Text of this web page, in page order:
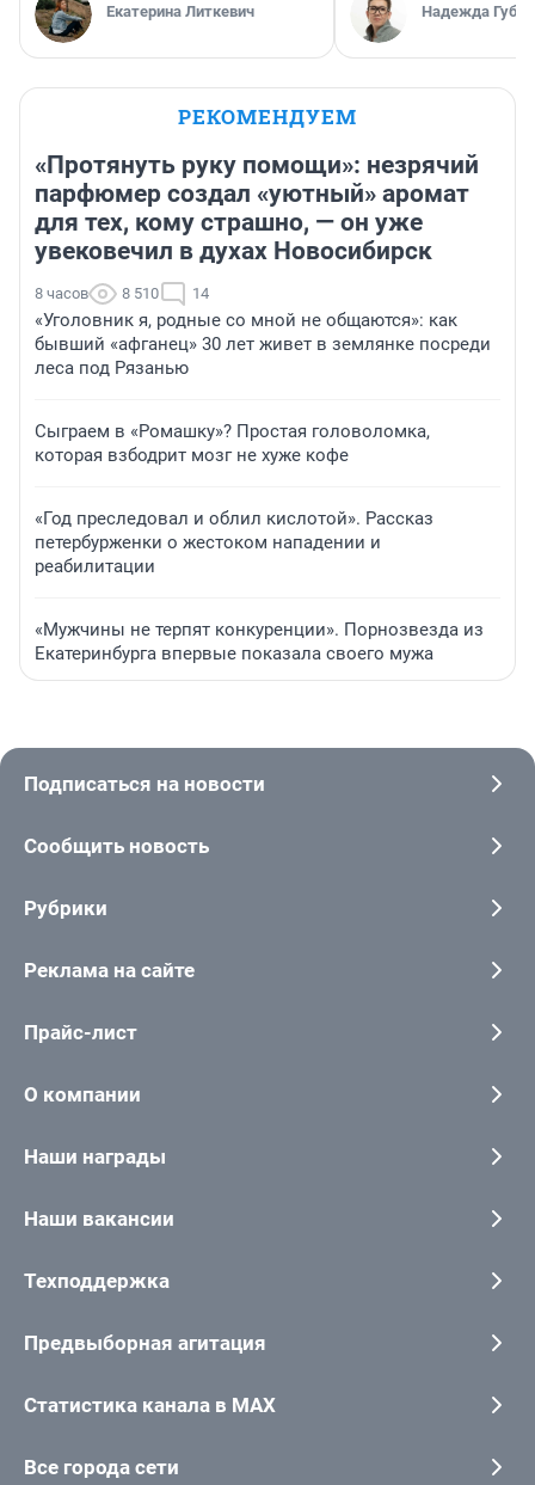
Екатерина Литкевич Надежда
РЕКОМЕНДУЕМ
«Протянуть руку помощи»: незрячий
парфюмер создал «уютный» аромат
для тех, кому страшно, — он уже
увековечил в духах Новосибирск
8 часов 8 510 14
«Уголовник я, родные со мной не общаются»: как
бывший «афганец» 30 лет живет в землянке посреди
леса под Рязанью
Сыграем в «Ромашку»? Простая головоломка,
которая взбодрит мозг не хуже кофе
«Год преследовал и облил кислотой». Рассказ
петербурженки о жестоком нападении и
реабилитации
«Мужчины не терпят конкуренции». Порнозвезда из
Екатеринбурга впервые показала своего мужа
Подписаться на новости
Сообщить новость
Рубрики
Реклама на сайте
Прайс-лист
О компании
Наши награды
Наши вакансии
Техподдержка
Предвыборная агитация
Статистика канала в MAX
Все города сети